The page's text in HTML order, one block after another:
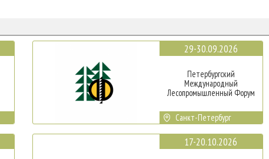
29-30.09.2026
Петербургский
Международный
Лесопромышленный Форум
Санкт-Петербург
17-20.10.2026